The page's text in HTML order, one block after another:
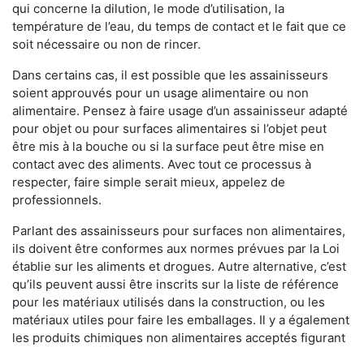
qui concerne la dilution, le mode d’utilisation, la
température de l’eau, du temps de contact et le fait que ce
soit nécessaire ou non de rincer.
Dans certains cas, il est possible que les assainisseurs
soient approuvés pour un usage alimentaire ou non
alimentaire. Pensez à faire usage d’un assainisseur adapté
pour objet ou pour surfaces alimentaires si l’objet peut
être mis à la bouche ou si la surface peut être mise en
contact avec des aliments. Avec tout ce processus à
respecter, faire simple serait mieux, appelez de
professionnels.
Parlant des assainisseurs pour surfaces non alimentaires,
ils doivent être conformes aux normes prévues par la Loi
établie sur les aliments et drogues. Autre alternative, c’est
qu’ils peuvent aussi être inscrits sur la liste de référence
pour les matériaux utilisés dans la construction, ou les
matériaux utiles pour faire les emballages. Il y a également
les produits chimiques non alimentaires acceptés figurant